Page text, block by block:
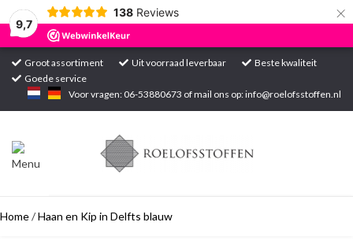
9,7
138 Reviews ×
Groot assortiment Uit voorraad leverbaar
Beste kwaliteit
Goede service
Voor vragen: 06-53880673 of mail ons op:info@roelofsstoffen.nl
Home
Projecten
Home/Haan en Kip in Delfts blauw